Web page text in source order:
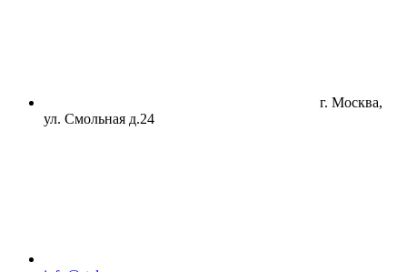
г. Москва,
ул. Смольная д.24